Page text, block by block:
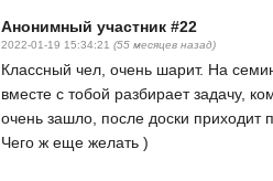
Анонимный участник #22
2022-01-19 15:34:21 (55 месяцев назад)
Классный чел, очень шарит. На
вместе с тобой разбирает задачу,
очень зашло, после доски приходит
Чего ж еще желать )